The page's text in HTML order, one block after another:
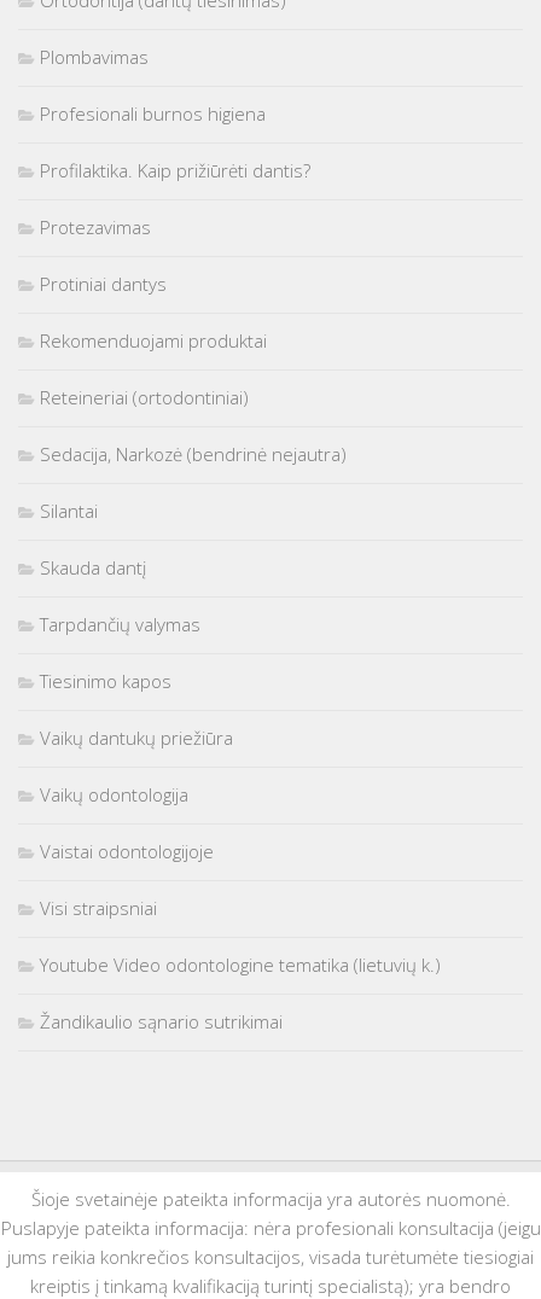
Plombavimas
Profesionali burnos higiena
Profilaktika. Kaip prižiūrėti dantis?
Protezavimas
Protiniai dantys
Rekomenduojami produktai
Reteineriai (ortodontiniai)
Sedacija, Narkozė (bendrinė nejautra)
Silantai
Skauda dantį
Tarpdančių valymas
Tiesinimo kapos
Vaikų dantukų priežiūra
Vaikų odontologija
Vaistai odontologijoje
Visi straipsniai
Youtube Video odontologine tematika (lietuvių k.)
Žandikaulio sąnario sutrikimai
Šioje svetainėje pateikta informacija yra autorės nuomonė.
Puslapyje pateikta informacija: nėra profesionali konsultacija (jeigu
jums reikia konkrečios konsultacijos, visada turėtumėte tiesiogiai
kreiptis į tinkamą kvalifikaciją turintį specialistą); yra bendro